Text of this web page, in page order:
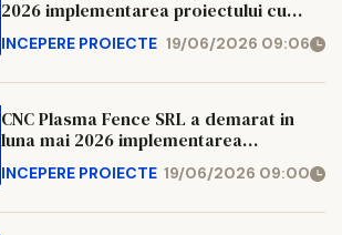
2026 implementarea proiectului cu
titlul “Dezvoltare activitate de confectii
metalice “, cod SMIS 348796,
INCEPERE PROIECTE 19/06/2026 09:06
CNC Plasma Fence SRL a demarat in
luna mai 2026 implementarea
dezvoltare – confectii metalice“, cod
INCEPERE PROIECTE 19/06/2026 09:00